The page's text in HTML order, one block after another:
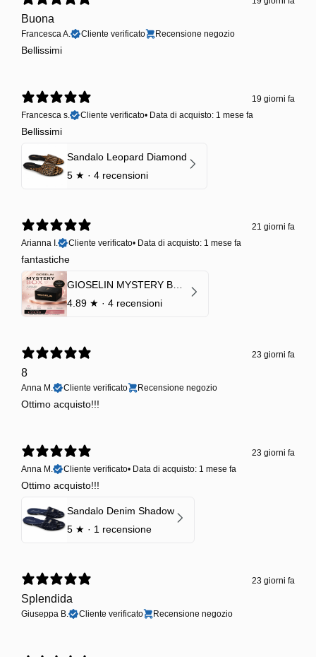
Buona
Francesca A. Cliente verificato Recensione negozio
Bellissimi
19 giorni fa
Francesca s.
Cliente verificato• Data di acquisto: 1 mese fa
Bellissimi
Sandalo Leopard Diamond
5 ★ · 4 recensioni
21 giorni fa
Arianna I.
Cliente verificato• Data di acquisto: 1 mese fa
fantastiche
4.89 ★ · 4 recensioni
23 giorni fa
8
Anna M. Cliente verificato Recensione negozio
Ottimo acquisto!!!
23 giorni fa
Anna M.
Cliente verificato• Data di acquisto: 1 mese fa
Ottimo acquisto!!!
Sandalo Denim Shadow
5 ★ · 1 recensione
23 giorni fa
Splendida
Giuseppa B. Cliente verificato Recensione negozio